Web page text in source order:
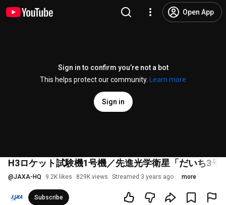
Open App
Sign in to confirm you’re not a bot
This helps protect our community.
Learn more
Sign in
H3ロケット試験機1号機／先進光学衛星「だいち3号
@JAXA-HQ 9.2K likes 829K views Streamed 3 years ago more
Subscribe